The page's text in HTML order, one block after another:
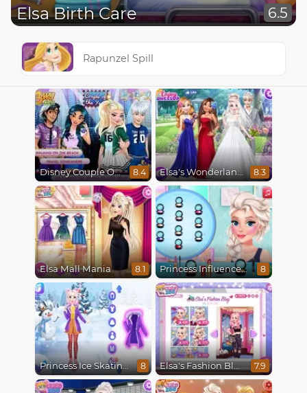
Elsa Birth Care 6.5
Rapunzel Spill
Disney Couple Of The Year 8.4 Elsa's Wonderland Wedding 8.3
Elsa Mall Mania 8.1 Princess Influencer Winter Wonderland 8
Princess Ice Skating Adventure 8 Elsa's Fashion Blog 7.9